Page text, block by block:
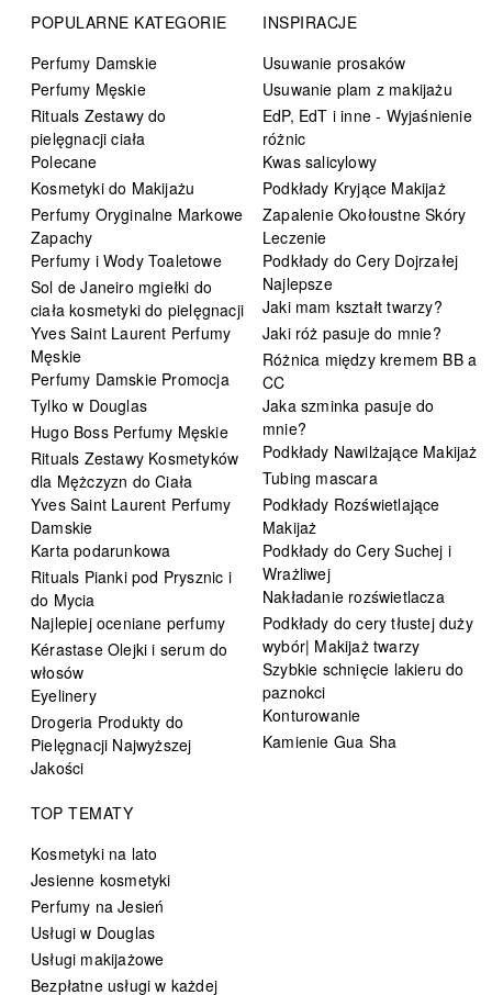
POPULARNE KATEGORIE
Perfumy Damskie
Perfumy Męskie
Rituals Zestawy do
pielęgnacji ciała
Polecane
Kosmetyki do Makijażu
Perfumy Oryginalne Markowe
Zapachy
Perfumy i Wody Toaletowe
Sol de Janeiro mgiełki do
ciała kosmetyki do pielęgnacji
Yves Saint Laurent Perfumy
Męskie
Perfumy Damskie Promocja
Tylko w Douglas
Hugo Boss Perfumy Męskie
Rituals Zestawy Kosmetyków
dla Mężczyzn do Ciała
Yves Saint Laurent Perfumy
Damskie
Karta podarunkowa
Rituals Pianki pod Prysznic i
do Mycia
Najlepiej oceniane perfumy
Kérastase Olejki i serum do
włosów
Eyelinery
Drogeria Produkty do
Pielęgnacji Najwyższej
Jakości
INSPIRACJE
Usuwanie prosaków
Usuwanie plam z makijażu
EdP, EdT i inne - Wyjaśnienie
różnic
Kwas salicylowy
Podkłady Kryjące Makijaż
Zapalenie Okołoustne Skóry
Leczenie
Podkłady do Cery Dojrzałej
Najlepsze
Jaki mam kształt twarzy?
Jaki róż pasuje do mnie?
Różnica między kremem BB a
CC
Jaka szminka pasuje do
mnie?
Podkłady Nawilżające Makijaż
Tubing mascara
Podkłady Rozświetlające
Makijaż
Podkłady do Cery Suchej i
Wrażliwej
Nakładanie rozświetlacza
Podkłady do cery tłustej duży
wybór| Makijaż twarzy
Szybkie schnięcie lakieru do
paznokci
Konturowanie
Kamienie Gua Sha
TOP TEMATY
Kosmetyki na lato
Jesienne kosmetyki
Perfumy na Jesień
Usługi w Douglas
Usługi makijażowe
Bezpłatne usługi w każdej